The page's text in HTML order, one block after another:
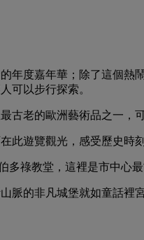
年度嘉年華；除了這個熱
可以步行探索。
古老的歐洲藝術品之一，
此遊覽觀光，感受歷史時刻
祿教堂，這裡是市中心最
的非凡城堡就如童話裡